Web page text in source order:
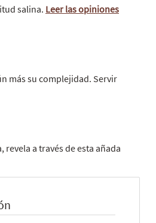
salina. Leer las opiniones
más su complejidad. Servir
a través de esta añada